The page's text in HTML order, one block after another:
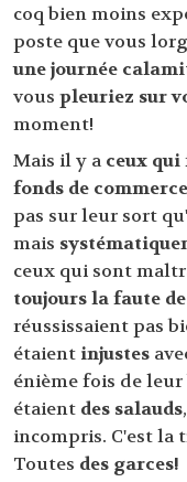
coq bien moins
poste que vous
une journée
vous pleuriez sur
moment!
Mais il y a ceux
fonds de
pas sur leur sort
mais
ceux qui sont
toujours la faute
réussissaient pas
étaient injustes
énième fois de
étaient des salauds
incompris. C'est la
Toutes des garces!